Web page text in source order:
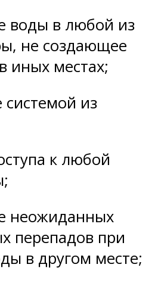
воды в любой из
не создающее
иных местах;
из
к любой
неожиданных
перепадов при
в другом месте;